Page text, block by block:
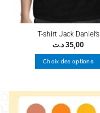
T-shirt Jack Daniel’s
35,00 د.ت
Choix des options
a
plusieurs